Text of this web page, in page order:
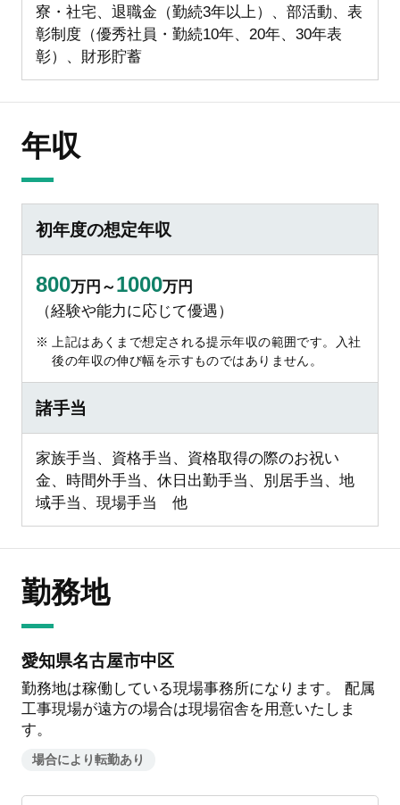
寮・社宅、退職金（勤続3年以上）、部活動、表
彰制度（優秀社員・勤続10年、20年、30年表
彰）、財形貯蓄
年収
初年度の想定年収
800万円～ 1000万円
（経験や能力に応じて優遇）
上記はあくまで想定される提示年収の範囲です。入社
後の年収の伸び幅を示すものではありません。
諸手当
家族手当、資格手当、資格取得の際のお祝い
金、時間外手当、休日出勤手当、別居手当、地
域手当、現場手当 他
勤務地
愛知県名古屋市中区
勤務地は稼働している現場事務所になります。 配属
工事現場が遠方の場合は現場宿舎を用意いたしま
す。
場合により転勤あり